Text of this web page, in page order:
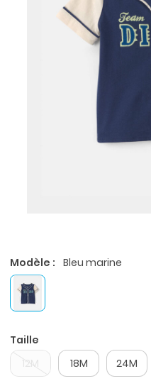
Modèle : Bleu marine
Taille
18M 24M